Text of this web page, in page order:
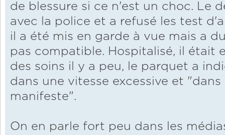
de blessure si ce n'est un choc. Le
avec la police et a refusé les test
il a été mis en garde à vue mais a
pas compatible. Hospitalisé, il était
des soins il y a peu, le parquet a
dans une vitesse excessive et
manifeste".
On en parle fort peu dans les